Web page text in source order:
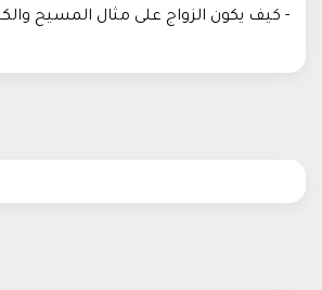
- كيف يكون الزواج على مثال المسيح